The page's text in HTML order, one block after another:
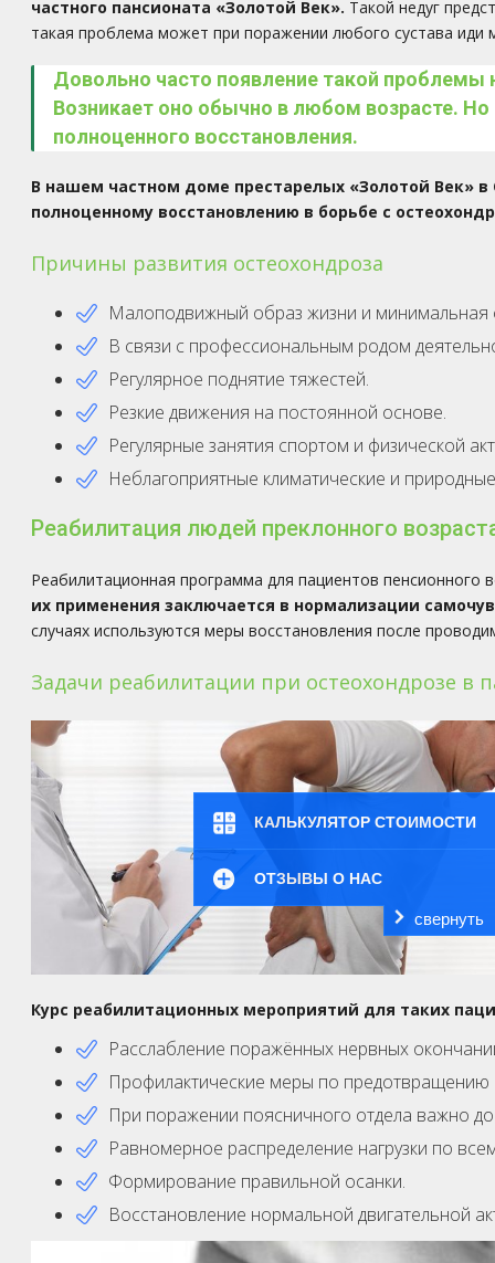
КАЛЬКУЛЯТОР СТОИМОСТИ
ОТЗЫВЫ О НАС
свернуть
частного пансионата «Золотой Век». Такой недуг
такая проблема может при поражении любого сустава
Довольно часто появление такой проблемы
Возникает оно обычно в любом возрасте.
полноценного восстановления.
В нашем частном доме престарелых «Золотой Век»
полноценному восстановлению в борьбе с
Причины развития остеохондроза
Малоподвижный образ жизни и минимальная
В связи с профессиональным родом
Регулярное поднятие тяжестей.
Резкие движения на постоянной основе.
Регулярные занятия спортом и физической
Неблагоприятные климатические и
Реабилитация людей преклонного
Реабилитационная программа для пациентов
их применения заключается в нормализации
случаях используются меры восстановления после
Задачи реабилитации при остеохондрозе в
Курс реабилитационных мероприятий для таких
Расслабление поражённых нервных
Профилактические меры по
При поражении поясничного отдела важно
Равномерное распределение нагрузки по
Формирование правильной осанки.
Восстановление нормальной двигательной